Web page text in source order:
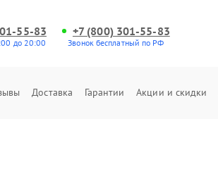
55-83
до 20:00
+7 (800) 301-55-83
Звонок бесплатный по РФ
Доставка Гарантии Акции и скидки